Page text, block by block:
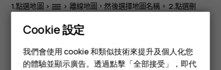
智慧型手機
功能型手機
1.點選地圖 > dehaze > 離線地圖 ，然後選擇地圖名稱。 2.點選刪
Cookie 設定
我們會使用 cookie 和類似技術來提升及個人化您
的體驗並顯示廣告。透過點擊「全部接受」，即代